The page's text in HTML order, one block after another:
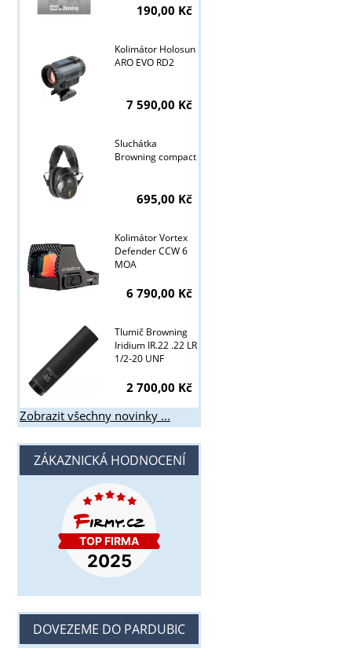
190,00 Kč
Kolimátor Holosun
ARO EVO RD2
7 590,00 Kč
Sluchátka
Browning compact
695,00 Kč
Kolimátor Vortex
Defender CCW 6
MOA
6 790,00 Kč
Tlumič Browning
Iridium IR.22 .22 LR
1/2-20 UNF
2 700,00 Kč
Zobrazit všechny novinky ...
ZÁKAZNICKÁ HODNOCENÍ
DOVEZEME DO PARDUBIC